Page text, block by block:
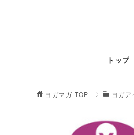
トップ
ヨガマガ TOP ヨガア